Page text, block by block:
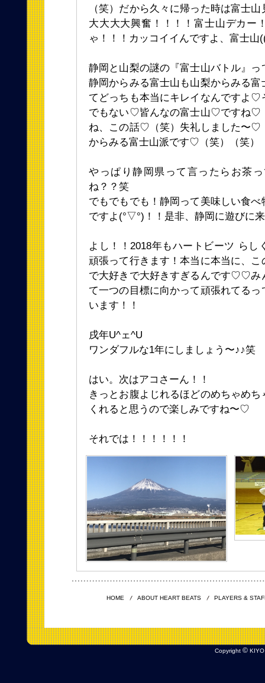
（笑）だから久々に帰った時は富士
大大大大興奮！！！！富士山デカー
ゃ！！！カッコイイんですよ、富士
静岡と山梨の謎の『富士山バトル』
静岡からみる富士山も山梨からみる
てどっちも本当にキレイなんですよ♡
でもない♡皆んなの富士山♡ですね♡
ね、この話♡（笑）失礼しました〜♡
からみる富士山派です♡（笑）（笑）
やっぱり静岡県って言ったらお茶
ね？？笑
でもでもでも！静岡って美味しい食
ですよ(°▽°)！！是非、静岡に遊びに
よし！！2018年もハートビーツ らし
頑張って行きます！本当に本当に、
で大好きで大好きすぎるんです♡♡み
て一つの目標に向かって頑張れてる
います！！
戌年U^ェ^U
ワンダフルな1年にしましょう〜♪♪笑
はい。次はアコさーん！！
きっとお腹よじれるほどのめちゃめ
くれると思うので楽しみですね〜♡
それでは！！！！！！
HOME ABOUT HEART BEATS PLAYERS &
Copyright ©KIYO